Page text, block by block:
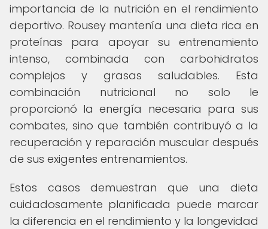
importancia de la nutrición en el rendimiento
deportivo. Rousey mantenía una dieta rica en
proteínas para apoyar su entrenamiento
intenso, combinada con carbohidratos
complejos y grasas saludables. Esta
combinación nutricional no solo le
proporcionó la energía necesaria para sus
combates, sino que también contribuyó a la
recuperación y reparación muscular después
de sus exigentes entrenamientos.
Estos casos demuestran que una dieta
cuidadosamente planificada puede marcar
la diferencia en el rendimiento y la longevidad